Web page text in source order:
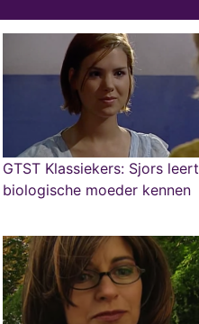
GTST Klassiekers: Sjors leert
biologische moeder kennen